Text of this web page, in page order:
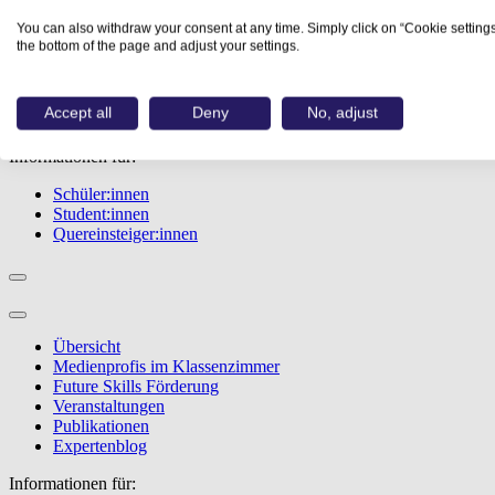
Übersicht
Berufe
Studiengänge
Berufstest
Bewerbungstipps
Informationen für:
Schüler:innen
Student:innen
Quereinsteiger:innen
Übersicht
Medienprofis im Klassenzimmer
Future Skills Förderung
Veranstaltungen
Publikationen
Expertenblog
Informationen für:
You can also withdraw your consent at any time. Simply click on “Cookie
the bottom of the page and adjust your settings.
Accept all Deny No, adjust